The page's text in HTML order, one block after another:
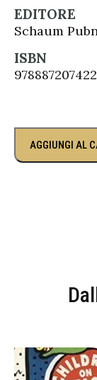
EDITORE
Schaum
ISBN
AGGIUNGI AL